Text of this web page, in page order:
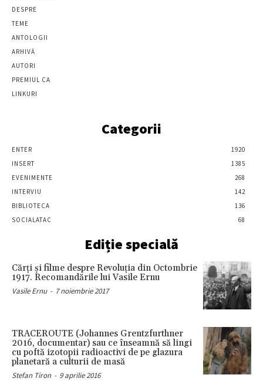
DESPRE
TEME
ANTOLOGII
ARHIVĂ
AUTORI
PREMIUL CA
LINKURI
Categorii
ENTER
1920
INSERT
1385
EVENIMENTE
268
INTERVIU
142
BIBLIOTECA
136
SOCIALATAC
68
Ediție specială
Cărţi şi filme despre Revoluţia din Octombrie
1917. Recomandările lui Vasile Ernu
Vasile Ernu - 7 noiembrie 2017
TRACEROUTE (Johannes Grentzfurthner
2016, documentar) sau ce înseamnă să lingi
cu poftă izotopii radioactivi de pe glazura
planetară a culturii de masă
Stefan Tiron - 9 aprilie 2016